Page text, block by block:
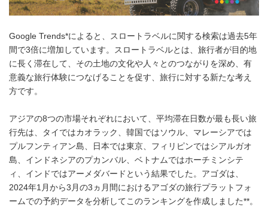
Google Trends*によると、スロートラベルに関する検索は過去5年
間で3倍に増加しています。スロートラベルとは、旅行者が目的地
に長く滞在して、その土地の文化や人々とのつながりを深め、有
意義な旅行体験につなげることを促す、旅行に対する新たな考え
方です。
アジアの8つの市場それぞれにおいて、平均滞在日数が最も長い旅
行先は、タイではカオラック、韓国ではソウル、マレーシアでは
プルフンティアン島、日本では東京、フィリピンではシアルガオ
島、インドネシアのプカンバル、ベトナムではホーチミンシテ
ィ、インドではアーメダバードという結果でした。アゴダは、
2024年1月から3月の3ヵ月間におけるアゴダの旅行プラットフォ
ームでの予約データを分析してこのランキングを作成しました**。